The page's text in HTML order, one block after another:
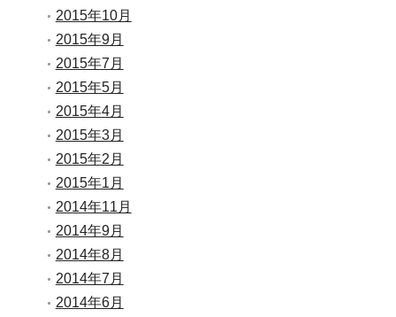
2015年10月
2015年9月
2015年7月
2015年5月
2015年4月
2015年3月
2015年2月
2015年1月
2014年11月
2014年9月
2014年8月
2014年7月
2014年6月